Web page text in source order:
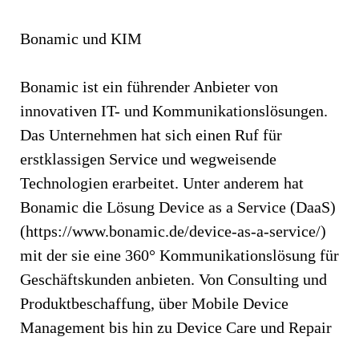
Bonamic und KIM
Bonamic ist ein führender Anbieter von
innovativen IT- und Kommunikationslösungen.
Das Unternehmen hat sich einen Ruf für
erstklassigen Service und wegweisende
Technologien erarbeitet. Unter anderem hat
Bonamic die Lösung Device as a Service (DaaS)
(https://www.bonamic.de/device-as-a-service/)
mit der sie eine 360° Kommunikationslösung für
Geschäftskunden anbieten. Von Consulting und
Produktbeschaffung, über Mobile Device
Management bis hin zu Device Care und Repair